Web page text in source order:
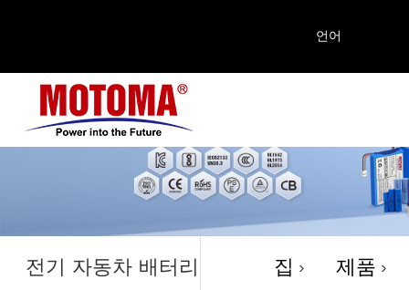
언어
전기 자동차 배터리 집 > 제품 >